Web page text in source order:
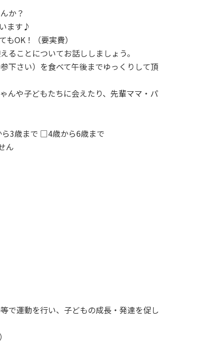
か？
ます♪
OK！（要実費）
ることについてお話ししましょう。
下さい）を食べて午後までゆっくりして頂
んや子どもたちに会えたり、先輩ママ・パ
3歳まで □4歳から6歳まで
ん
で運動を行い、子どもの成長・発達を促し